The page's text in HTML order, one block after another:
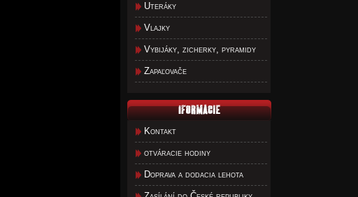
Uteráky
Vlajky
Vybijáky, zicherky, pyramidy
Zapaľovače
Kontakt
otváracie hodiny
Doprava a dodacia lehota